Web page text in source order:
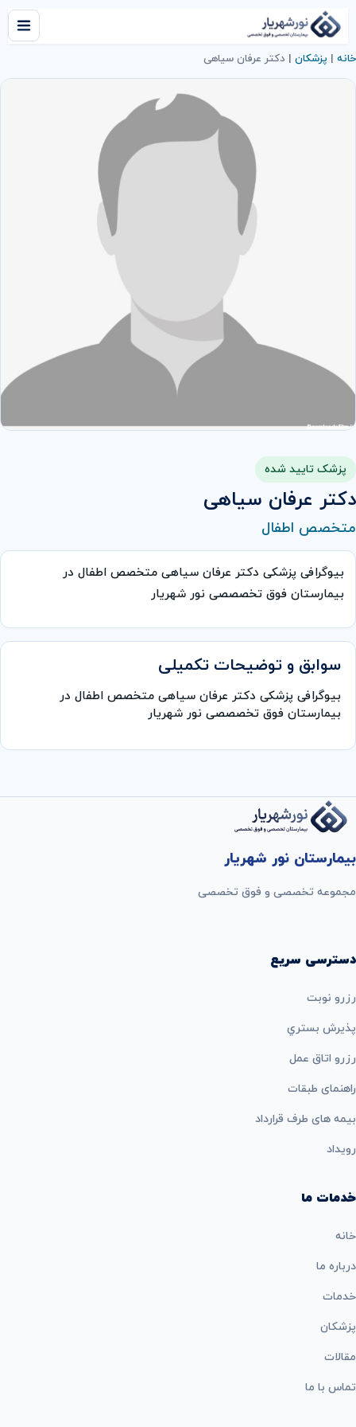
خانه | پزشکان | دکتر عرفان سیاهی
پزشک تایید شده
دکتر عرفان سیاهی
متخصص اطفال
بیوگرافی پزشکی دکتر عرفان سیاهی متخصص اطفال در
بیمارستان فوق تخصصصی نور شهریار
سوابق و توضیحات تکمیلی
بیوگرافی پزشکی دکتر عرفان سیاهی متخصص اطفال در
بیمارستان فوق تخصصصی نور شهریار
بیمارستان نور شهریار
مجموعه تخصصی و فوق تخصصی
دسترسی سریع
رزرو نوبت
پذيرش بستري
رزرو اتاق عمل
راهنمای طبقات
بيمه های طرف قرارداد
رویداد
خدمات ما
خانه
درباره ما
خدمات
پزشکان
مقالات
تماس با ما